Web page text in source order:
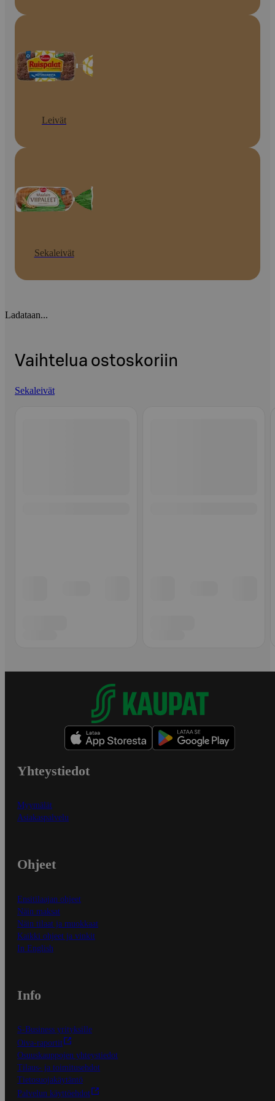
Leivät
Sekaleivät
Ladataan...
Vaihtelua ostoskoriin
Sekaleivät
Yhteystiedot
Myymälät
Asiakaspalvelu
Ohjeet
Ensitilaajan ohjeet
Näin maksat
Näin tilaat ja muokkaat
Kaikki ohjeet ja vinkit
In English
Info
S-Business yrityksille
Oiva-raportit
Osuuskauppojen yhteystiedot
Tilaus- ja toimitusehdot
Tietosuojakäytäntö
Palvelun käyttöehdot